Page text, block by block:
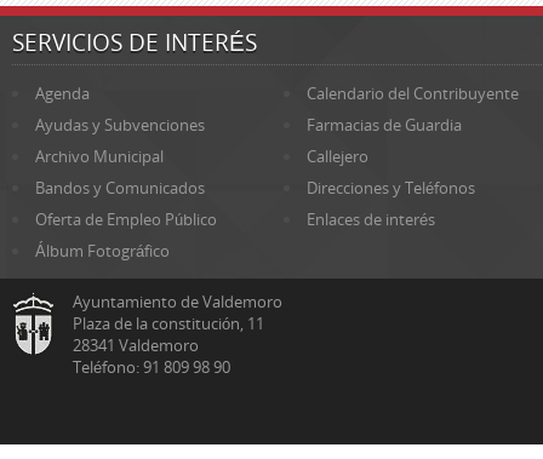
SERVICIOS DE INTERÉS
Agenda
Calendario del Contribuyente
Ayudas y Subvenciones
Farmacias de Guardia
Archivo Municipal
Callejero
Bandos y Comunicados
Direcciones y Teléfonos
Oferta de Empleo Público
Enlaces de interés
Álbum Fotográfico
Ayuntamiento de Valdemoro
Plaza de la constitución, 11
28341 Valdemoro
Teléfono: 91 809 98 90